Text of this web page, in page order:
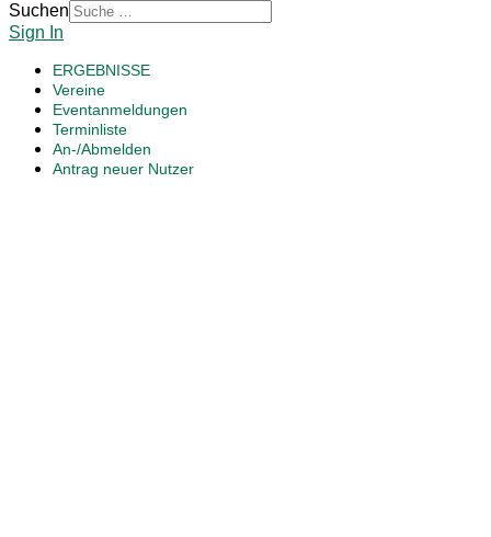
Suchen
Sign In
ERGEBNISSE
Vereine
Eventanmeldungen
Terminliste
An-/Abmelden
Antrag neuer Nutzer